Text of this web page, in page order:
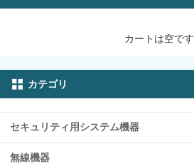
カートは空です
カテゴリ
セキュリティ用システム機器
無線機器